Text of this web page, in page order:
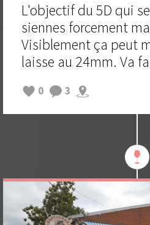
L'objectif du 5D qui
siennes forcement
Visiblement ça peut
laisse au 24mm. Va
0 3